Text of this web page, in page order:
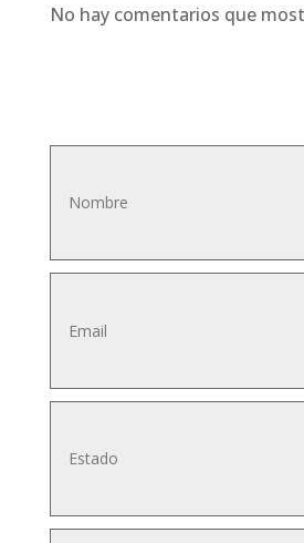
No hay comentarios que